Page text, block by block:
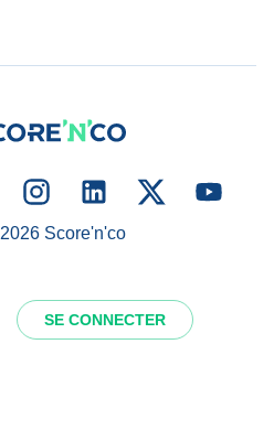
SE CONNECTER
2026Score'n'co